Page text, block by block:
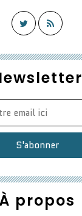
À propos